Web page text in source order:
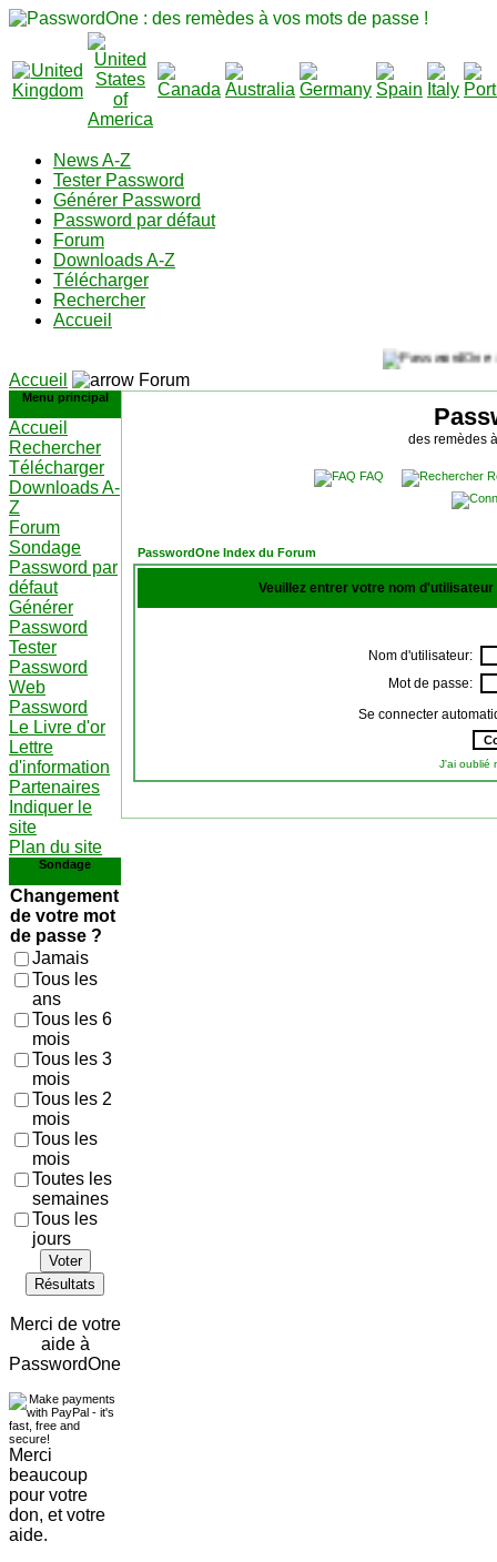
News A-Z
Tester Password
Générer Password
Password par défaut
Forum
Downloads A-Z
Télécharger
Rechercher
Accueil
Accueil Forum
Menu principal
Accueil
Rechercher
Télécharger
Downloads A-
Z
Forum
Sondage
Password par
défaut
Générer
Password
Tester
Password
Web
Password
Le Livre d'or
Lettre
d'information
Partenaires
Indiquer le
site
Plan du site
Sondage
Changement
de votre mot
de passe ?
Jamais
Tous les
ans
Tous les 6
mois
Tous les 3
mois
Tous les 2
mois
Tous les
mois
Toutes les
semaines
Tous les
jours
Voter
Résultats
Merci de votre
aide à
PasswordOne
Merci
beaucoup
pour votre
don, et votre
aide.
des remèdes
FAQ
PasswordOne Index du Forum
Veuillez entrer votre nom
Nom d'utilisateur:
Mot de passe:
Se connecter
J'ai oublié